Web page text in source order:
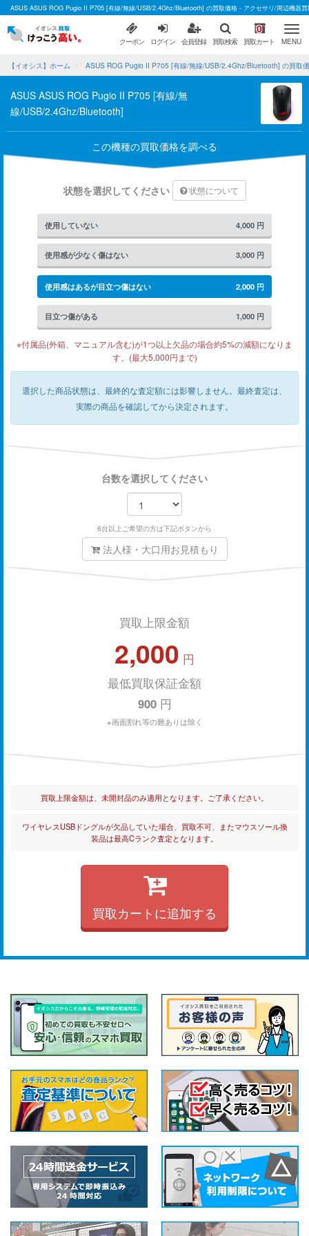
ASUS ASUS ROG Pugio II P705 [有線/無線/USB/2.4Ghz/Bluetooth] の買取価格 - アクセサリ/周辺機器買
クーポン ログイン 会員登録 買取検索
0
買取カート MENU
【イオシス】ホーム ASUS ROG Pugio II P705 [有線/無線/USB/2.4Ghz/Bluetooth] の買取
ASUS ASUS ROG Pugio II P705 [有線/無
線/USB/2.4Ghz/Bluetooth]
この機種の買取価格を調べる
状態を選択してください 状態について
使用していない 4,000 円
使用感が少なく傷はない 3,000 円
使用感はあるが目立つ傷はない 2,000 円
目立つ傷がある 1,000 円
※付属品(外箱、マニュアル含む)が1つ以上欠品の場合約5%の減額になりま
す。(最大5,000円まで)
選択した商品状態は、最終的な査定額には影響しません。 最終査定は、
実際の商品を確認してから決定されます。
台数を選択してください
6台以上ご希望の方は下記ボタンから
法人様・大口用お見積もり
買取上限金額
2,000 円
最低買取保証金額
900円
※画面割れ等の難ありは除く
買取上限金額は、未開封品のみ適用となります。ご了承ください。
ワイヤレスUSBドングルが欠品していた場合、買取不可、またマウスソール換
装品は最高Cランク査定となります。
買取カートに追加する